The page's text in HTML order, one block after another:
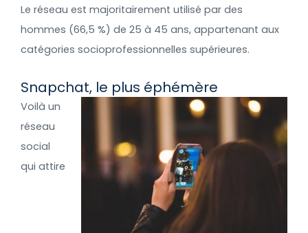
Le réseau est majoritairement utilisé par des
hommes (66,5 %) de 25 à 45 ans, appartenant aux
catégories socioprofessionnelles supérieures.
Snapchat, le plus éphémère
Voilà un
réseau
social
qui attire